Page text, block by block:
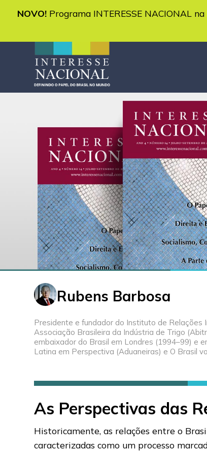
NOVO! Programa INTERESSE NACIONAL
Rubens Barbosa
Presidente e fundador do Instituto de Relações
Associação Brasileira da Indústria de Trigo
embaixador do Brasil em Londres (1994–99) e
Latina em Perspectiva (Aduaneiras) e O Brasil
As Perspectivas das
Historicamente, as relações entre o
caracterizadas como um processo